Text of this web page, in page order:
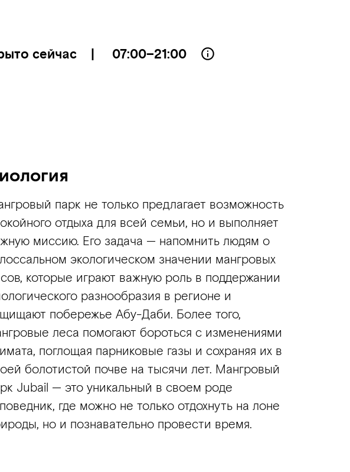
сейчас | 07:00–21:00
парк не только предлагает возможность
отдыха для всей семьи, но и выполняет
миссию. Его задача — напомнить людям о
экологическом значении мангровых
которые играют важную роль в поддержании
разнообразия в регионе и
побережье Абу-Даби. Более того,
леса помогают бороться с изменениями
поглощая парниковые газы и сохраняя их в
болотистой почве на тысячи лет. Мангровый
Jubail — это уникальный в своем роде
где можно не только отдохнуть на лоне
но и познавательно провести время.